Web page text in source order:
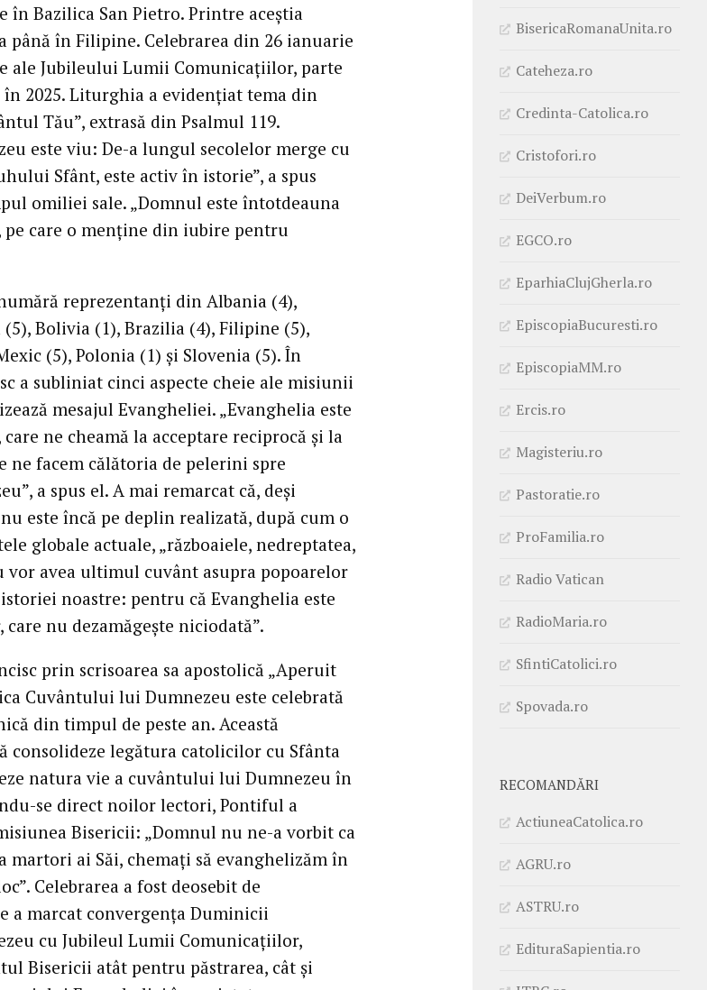
Bazilica San Pietro. Printre aceștia
până în Filipine. Celebrarea din 26 ianuarie
ale Jubileului Lumii Comunicațiilor, parte
2025. Liturghia a evidențiat tema din
Tău”, extrasă din Psalmul 119.
este viu: De-a lungul secolelor merge cu
Sfânt, este activ în istorie”, a spus
omiliei sale. „Domnul este întotdeauna
care o menține din iubire pentru
reprezentanți din Albania (4),
Bolivia (1), Brazilia (4), Filipine (5),
(5), Polonia (1) și Slovenia (5). În
a subliniat cinci aspecte cheie ale misiunii
mesajul Evangheliei. „Evanghelia este
ne cheamă la acceptare reciprocă și la
ne facem călătoria de pelerini spre
a spus el. A mai remarcat că, deși
este încă pe deplin realizată, după cum o
globale actuale, „războaiele, nedreptatea,
vor avea ultimul cuvânt asupra popoarelor
noastre: pentru că Evanghelia este
nu dezamăgește niciodată”.
prin scrisoarea sa apostolică „Aperuit
Cuvântului lui Dumnezeu este celebrată
din timpul de peste an. Această
consolideze legătura catolicilor cu Sfânta
natura vie a cuvântului lui Dumnezeu în
se direct noilor lectori, Pontiful a
Bisericii: „Domnul nu ne-a vorbit ca
martori ai Săi, chemați să evanghelizăm în
Celebrarea a fost deosebit de
a marcat convergența Duminicii
cu Jubileul Lumii Comunicațiilor,
Bisericii atât pentru păstrarea, cât și
BisericaRomanaUnita.ro
Cateheza.ro
Credinta-Catolica.ro
Cristofori.ro
DeiVerbum.ro
EGCO.ro
EparhiaClujGherla.ro
EpiscopiaBucuresti.ro
EpiscopiaMM.ro
Ercis.ro
Magisteriu.ro
Pastoratie.ro
ProFamilia.ro
Radio Vatican
RadioMaria.ro
SfintiCatolici.ro
Spovada.ro
RECOMANDĂRI
ActiuneaCatolica.ro
AGRU.ro
ASTRU.ro
EdituraSapientia.ro